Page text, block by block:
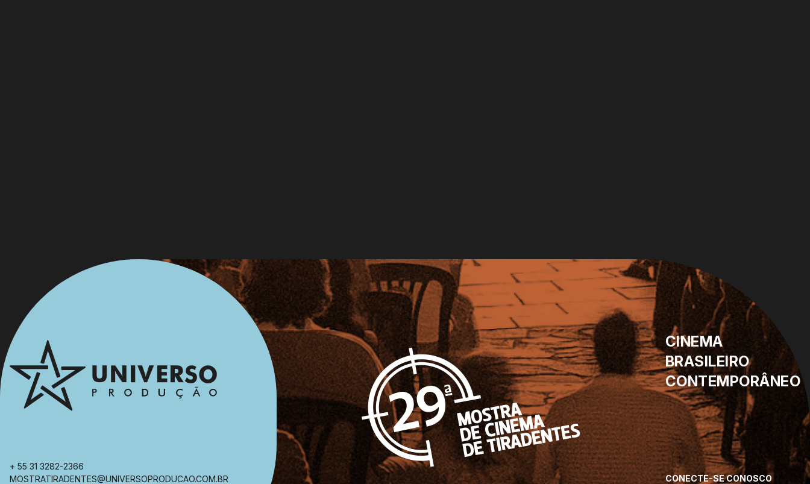
+ 55 31 3282-2366
MOSTRATIRADENTES@UNIVERSOPRODUCAO.COM.BR
CONECTE-SE CONOSCO
CINEMA
BRASILEIRO
CONTEMPORÂNEO